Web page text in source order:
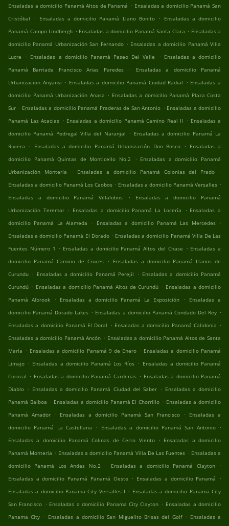
Ensaladas a domicilio Panamá Altos de Panamá . Ensaladas a domicilio Panamá San
Cristóbal
. Ensaladas a domicilio Panamá Llano Bonito .
Ensaladas a domicilio
Panamá Campo Lindbergh . Ensaladas a domicilio Panamá Santa Clara . Ensaladas a
domicilio Panamá Urbanización San Fernando . Ensaladas a domicilio Panamá Villa
Lucre
. Ensaladas a domicilio Panamá Paseo Del Valle . Ensaladas a domicilio
Panamá Barriada Francisco Arias Paredes
.
Ensaladas a domicilio Panamá
Urbanizacion Anyansi . Ensaladas a domicilio Panamá Ciudad Radial . Ensaladas a
domicilio Panamá Urbanización Anasa . Ensaladas a domicilio Panamá Plaza Costa
Sur . Ensaladas a domicilio Panamá Praderas de San Antonio . Ensaladas a domicilio
Panamá Las Acacias . Ensaladas a domicilio Panamá Camino Real II . Ensaladas a
domicilio Panamá Pedregal Villa del Naranjal . Ensaladas a domicilio Panamá La
Riviera
. Ensaladas a domicilio Panamá Urbanización Don Bosco .
Ensaladas a
domicilio Panamá Quintas de Monticello No.2
. Ensaladas a domicilio Panamá
Urbanización Monteria
. Ensaladas a domicilio Panamá Colonias del Prado
.
Ensaladas a domicilio Panamá Los Caobos . Ensaladas a domicilio Panamá Versalles .
Ensaladas a domicilio Panamá Villalobos
.
Ensaladas a domicilio Panamá
Urbanización Teremar . Ensaladas a domicilio Panamá La Locería . Ensaladas a
domicilio Panamá La Alameda
. Ensaladas a domicilio Panamá Las Mercedes .
Ensaladas a domicilio Panamá El Dorado . Ensaladas a domicilio Panamá Villa De Las
Fuentes Número 1 . Ensaladas a domicilio Panamá Altos del Chase . Ensaladas a
domicilio Panamá Camino de Cruces
.
Ensaladas a domicilio Panamá Llanos de
Curundu . Ensaladas a domicilio Panamá Perejil . Ensaladas a domicilio Panamá
Curundú . Ensaladas a domicilio Panamá Altos de Curundú . Ensaladas a domicilio
Panamá Albrook
. Ensaladas a domicilio Panamá La Exposición .
Ensaladas a
domicilio Panamá Dorado Lakes . Ensaladas a domicilio Panamá Condado Del Rey .
Ensaladas a domicilio Panamá El Doral . Ensaladas a domicilio Panamá Calidonia .
Ensaladas a domicilio Panamá Ancón . Ensaladas a domicilio Panamá Altos de Santa
María . Ensaladas a domicilio Panamá 9 de Enero . Ensaladas a domicilio Panamá
Limajo . Ensaladas a domicilio Panamá Los Ríos . Ensaladas a domicilio Panamá
Corozal . Ensaladas a domicilio Panamá Cardenas . Ensaladas a domicilio Panamá
Diablo . Ensaladas a domicilio Panamá Ciudad del Saber . Ensaladas a domicilio
Panamá Balboa . Ensaladas a domicilio Panamá El Chorrillo . Ensaladas a domicilio
Panamá Amador
. Ensaladas a domicilio Panamá San Francisco .
Ensaladas a
domicilio Panamá La Castellana
. Ensaladas a domicilio Panamá San Antonio .
Ensaladas a domicilio Panamá Colinas de Cerro Viento
. Ensaladas a domicilio
Panamá Monteria . Ensaladas a domicilio Panamá Villa De Las Fuentes . Ensaladas a
domicilio Panamá Los Andes No.2
. Ensaladas a domicilio Panamá Clayton
.
Ensaladas a domicilio Panamá Panamá Oeste . Ensaladas a domicilio Panamá
.
Ensaladas a domicilio Panama City Versalles I . Ensaladas a domicilio Panama City
San Francisco . Ensaladas a domicilio Panama City Clayton . Ensaladas a domicilio
Panama City . Ensaladas a domicilio San Miguelito Brisas del Golf . Ensaladas a